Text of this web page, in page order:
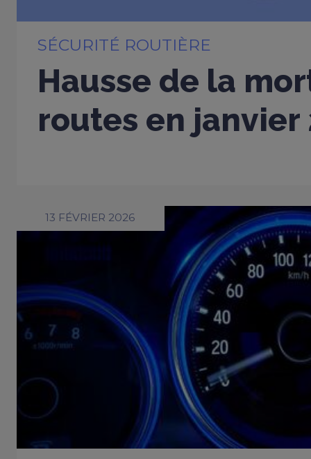
SÉCURITÉ ROUTIÈRE
Hausse de la
routes en janvier
13 FÉVRIER 2026